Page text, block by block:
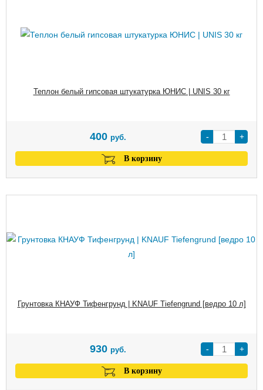
Теплон белый гипсовая штукатурка ЮНИС | UNIS 30 кг
- +
400 руб.
В корзину
Грунтовка КНАУФ Тифенгрунд | KNAUF Tiefengrund [ведро 10 л]
- +
930 руб.
В корзину